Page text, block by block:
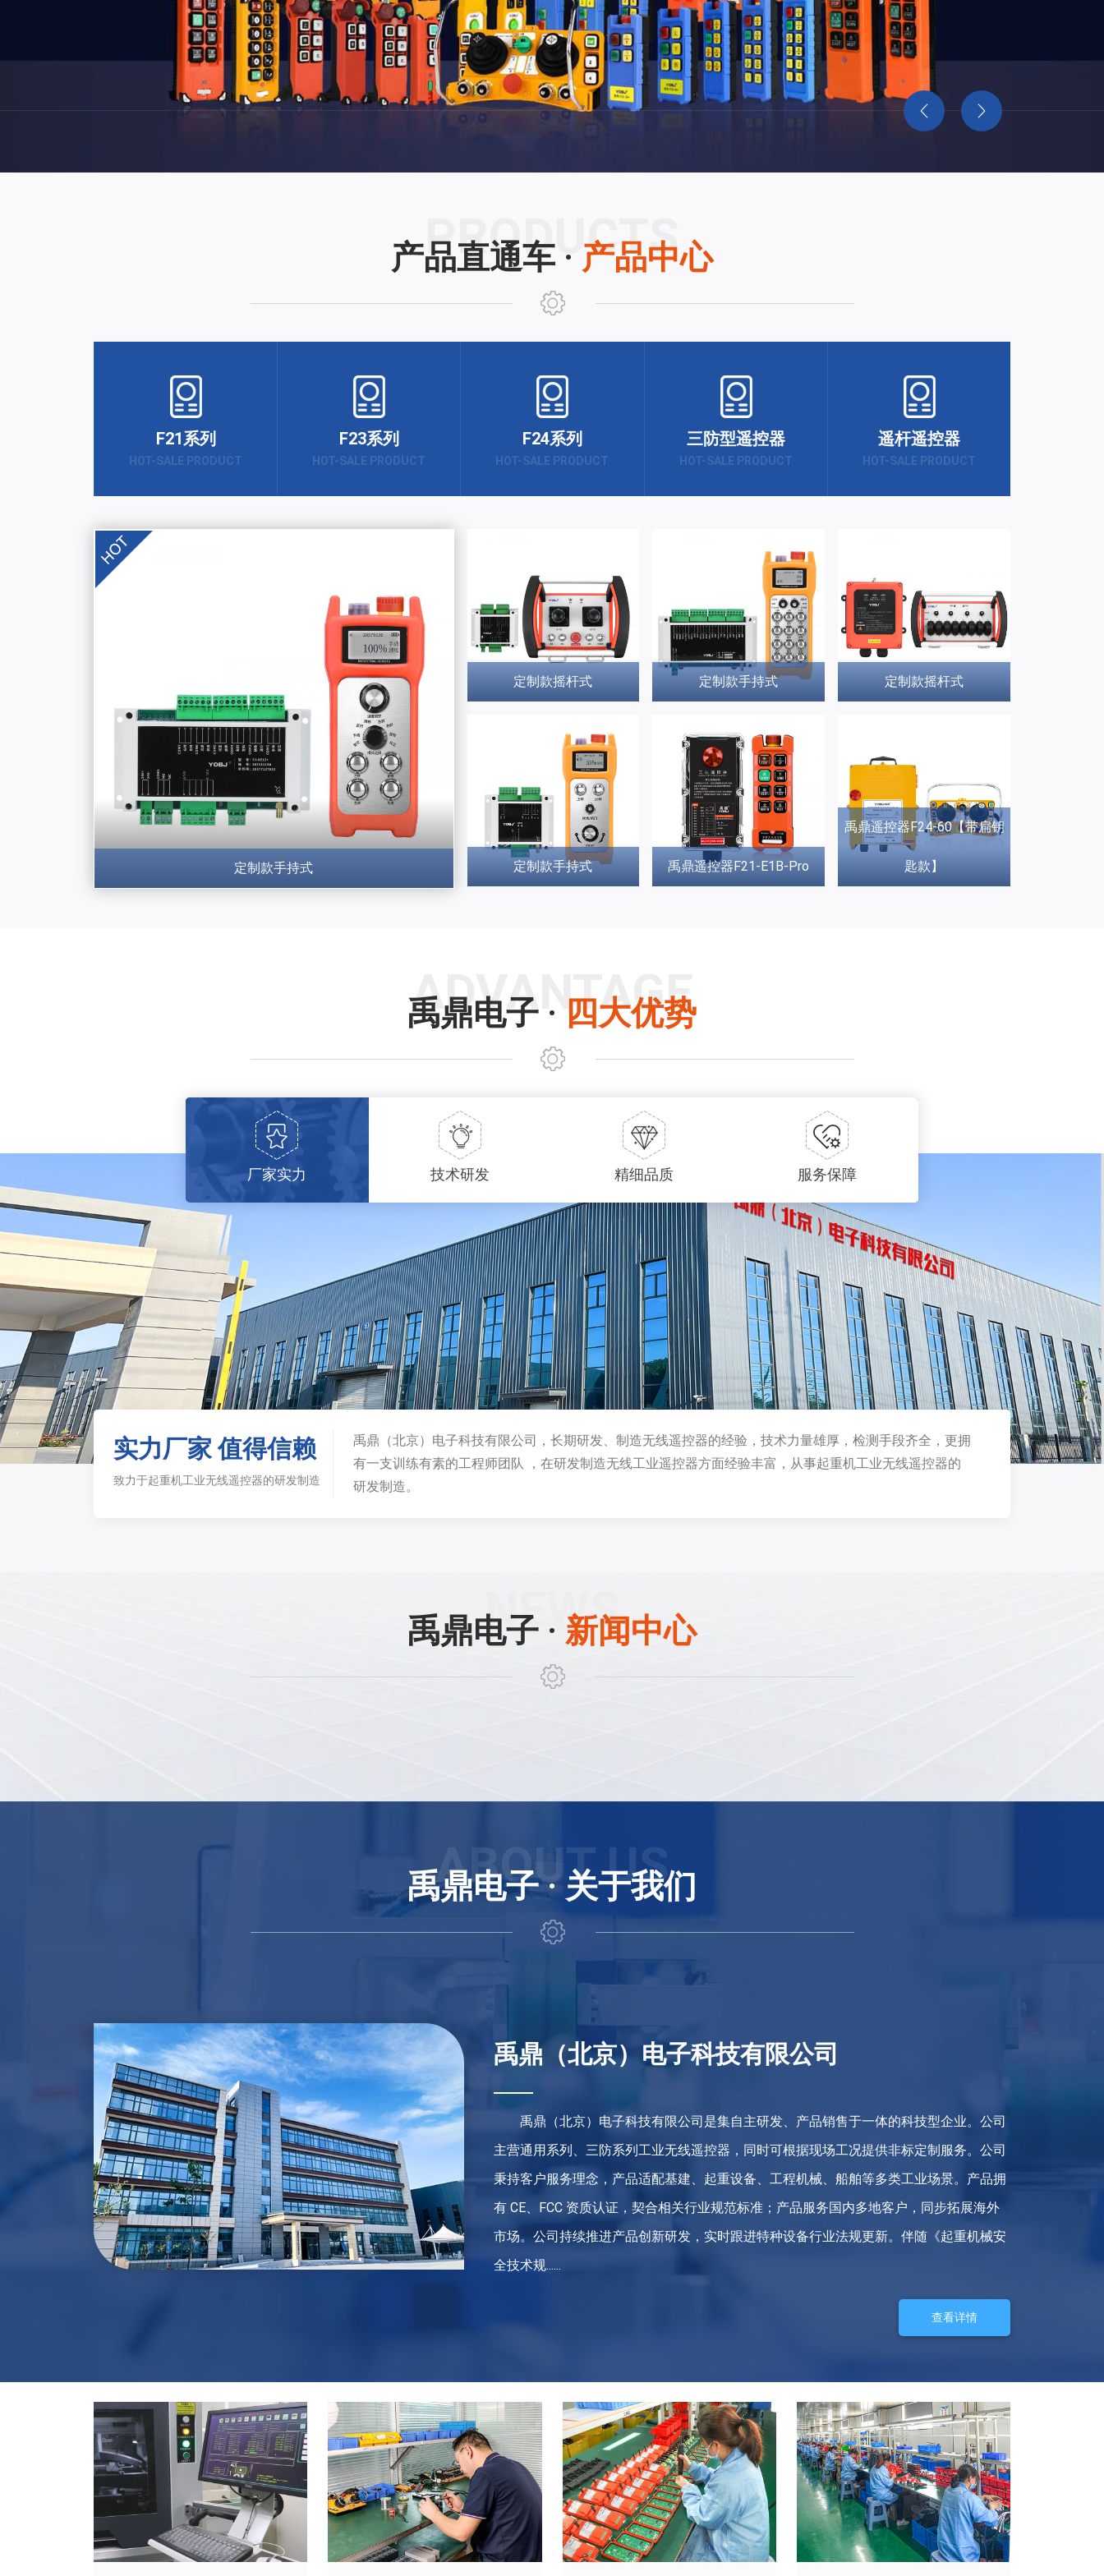
产品直通车 · 产品中心
F21系列
HOT-SALE PRODUCT
F23系列
HOT-SALE PRODUCT
F24系列
HOT-SALE PRODUCT
三防型遥控器
HOT-SALE PRODUCT
遥杆遥控器
HOT-SALE PRODUCT
定制款手持式
定制款摇杆式 定制款手持式 定制款摇杆式
定制款手持式 禹鼎遥控器F21-E1B-Pro
禹鼎遥控器F24-60【带扁钥
匙款】
禹鼎电子 · 四大优势
厂家实力 技术研发 精细品质 服务保障
实力厂家 值得信赖
致力于起重机工业无线遥控器的研发制造
禹鼎（北京）电子科技有限公司，长期研发、制造无线遥控器的经验，技术力量雄厚，检测手段齐全，更拥
有一支训练有素的工程师团队 ，在研发制造无线工业遥控器方面经验丰富，从事起重机工业无线遥控器的
研发制造。
禹鼎电子 · 新闻中心
禹鼎电子 ·关于我们
禹鼎（北京）电子科技有限公司
禹鼎（北京）电子科技有限公司是集自主研发、产品销售于一体的科技型企业。公司
主营通用系列、三防系列工业无线遥控器，同时可根据现场工况提供非标定制服务。公司
秉持客户服务理念，产品适配基建、起重设备、工程机械、船舶等多类工业场景。产品拥
有 CE、FCC 资质认证，契合相关行业规范标准；产品服务国内多地客户，同步拓展海外
市场。公司持续推进产品创新研发，实时跟进特种设备行业法规更新。伴随《起重机械安
全技术规......
查看详情